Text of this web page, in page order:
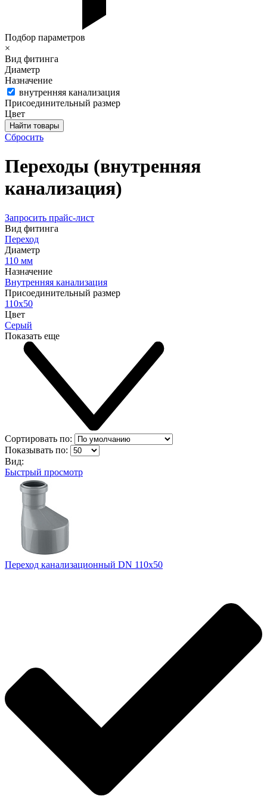
Переходы (внутренняя
канализация)
Запросить прайс-лист
Вид фитинга
Переход
Диаметр
110 мм
Назначение
Внутренняя канализация
Присоединительный размер
110х50
Цвет
Серый
Показать еще
Сортировать по:
Показывать по:
Вид:
Быстрый просмотр
Переход канализационный DN 110x50
Подбор параметров
×
Вид фитинга
Диаметр
Назначение
внутренняя канализация
Присоединительный размер
Цвет
Сбросить